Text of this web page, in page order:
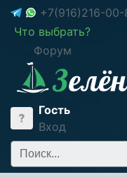
+7(916)216-00-
Что выбрать?
Форум
Гость
Вход